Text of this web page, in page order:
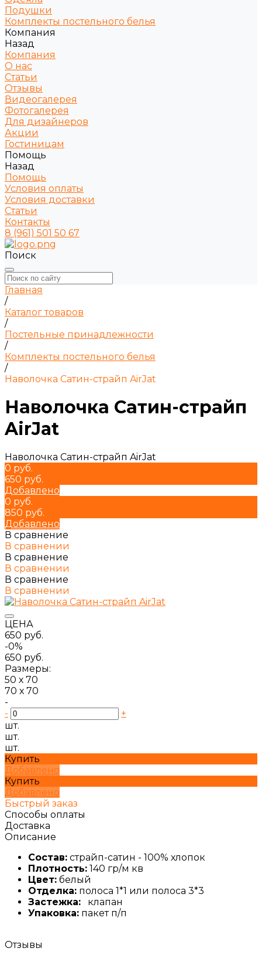
Подушки
Комплекты постельного белья
Компания
Назад
Компания
О нас
Статьи
Отзывы
Видеогалерея
Фотогалерея
Для дизайнеров
Акции
Гостиницам
Помощь
Назад
Помощь
Условия оплаты
Условия доставки
Статьи
Контакты
8 (961) 501 50 67
Поиск
Главная
/
Каталог товаров
/
Постельные принадлежности
/
Комплекты постельного белья
/
Наволочка Сатин-страйп AirJat
Наволочка Сатин-страйп
AirJat
Наволочка Сатин-страйп AirJat
0 руб.
650 руб.
Добавлено
0 руб.
850 руб.
Добавлено
В сравнение
В сравнении
В сравнение
В сравнении
В сравнение
В сравнении
ЦЕНА
650 руб.
-0%
650 руб.
Размеры:
50 х 70
70 х 70
-
-
+
шт.
шт.
шт.
Купить
Добавлено
Купить
Добавлено
Быстрый заказ
Способы оплаты
Доставка
Описание
Состав: страйп-сатин - 100% хлопок
Плотность: 140 гр/м кв
Цвет: белый
Отделка: полоса 1*1 или полоса 3*3
Застежка: клапан
Упаковка: пакет п/п
Отзывы